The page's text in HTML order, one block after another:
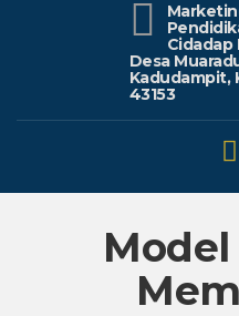
Cidadap
Desa
Kadudampit,
43153
Model